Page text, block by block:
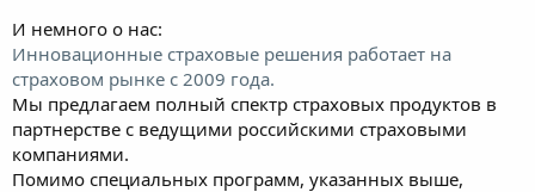
И немного о нас:
Инновационные страховые решения работает на
страховом рынке с 2009 года.
Мы предлагаем полный спектр страховых продуктов в
партнерстве с ведущими российскими страховыми
компаниями.
Помимо специальных программ, указанных выше,